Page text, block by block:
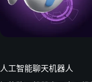
人工智能聊天机器人